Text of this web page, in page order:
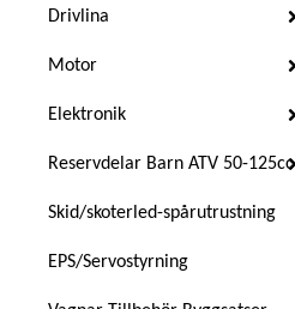
Drivlina
Motor
Elektronik
Reservdelar Barn ATV 50-125cc
Skid/skoterled-spårutrustning
EPS/Servostyrning